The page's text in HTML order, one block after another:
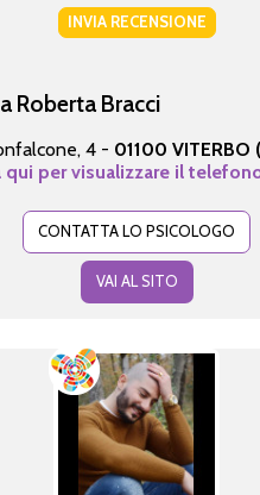
INVIA RECENSIONE
Roberta Bracci
4 - 01100 VITERBO
qui per visualizzare il
CONTATTA LO PSICOLOGO
VAI AL SITO